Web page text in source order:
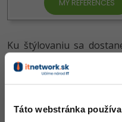
Táto webstránka
Ku štýlovaniu sa
CSS mocné.
Pätička